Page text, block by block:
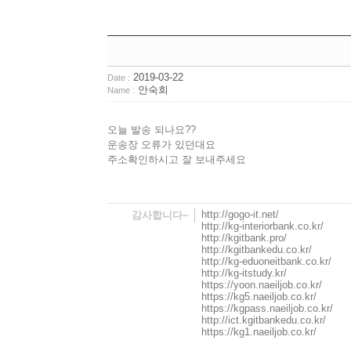
Date : 2019-03-22
Name : 안숙희
오늘 발송 되나요??
운송장 오류가 있던대요
주소확인하시고 잘 보내주세요
감사합니다~
http://gogo-it.net/
http://kg-interiorbank.co.kr/
http://kgitbank.pro/
http://kgitbankedu.co.kr/
http://kg-eduoneitbank.co.kr/
http://kg-itstudy.kr/
https://yoon.naeiljob.co.kr/
https://kg5.naeiljob.co.kr/
https://kgpass.naeiljob.co.kr/
http://ict.kgitbankedu.co.kr/
https://kg1.naeiljob.co.kr/